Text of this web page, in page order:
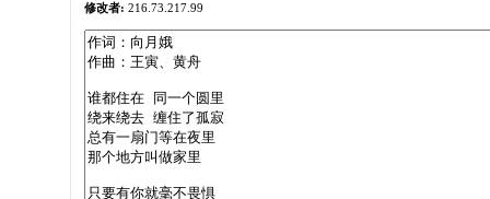
修改者: 216.73.217.99